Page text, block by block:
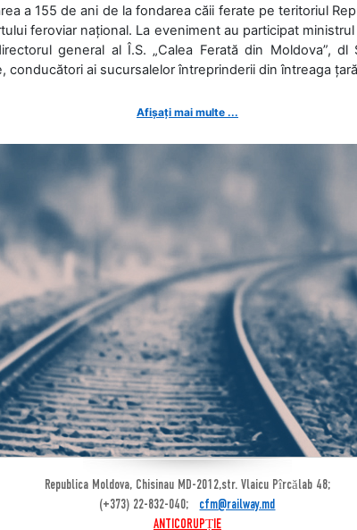
a 155 de ani de la fondarea căii ferate pe teritoriul
feroviar național. La eveniment au participat
general al Î.S. „Calea Ferată din Moldova”,
conducători ai sucursalelor întreprinderii din întreaga
Afișați mai multe ...
Republica Moldova, Chisinau MD-2012,str. Vlaicu Pîrcălab 48;
(+373) 22-832-040; cfm@railway.md
ANTICORUPȚIE